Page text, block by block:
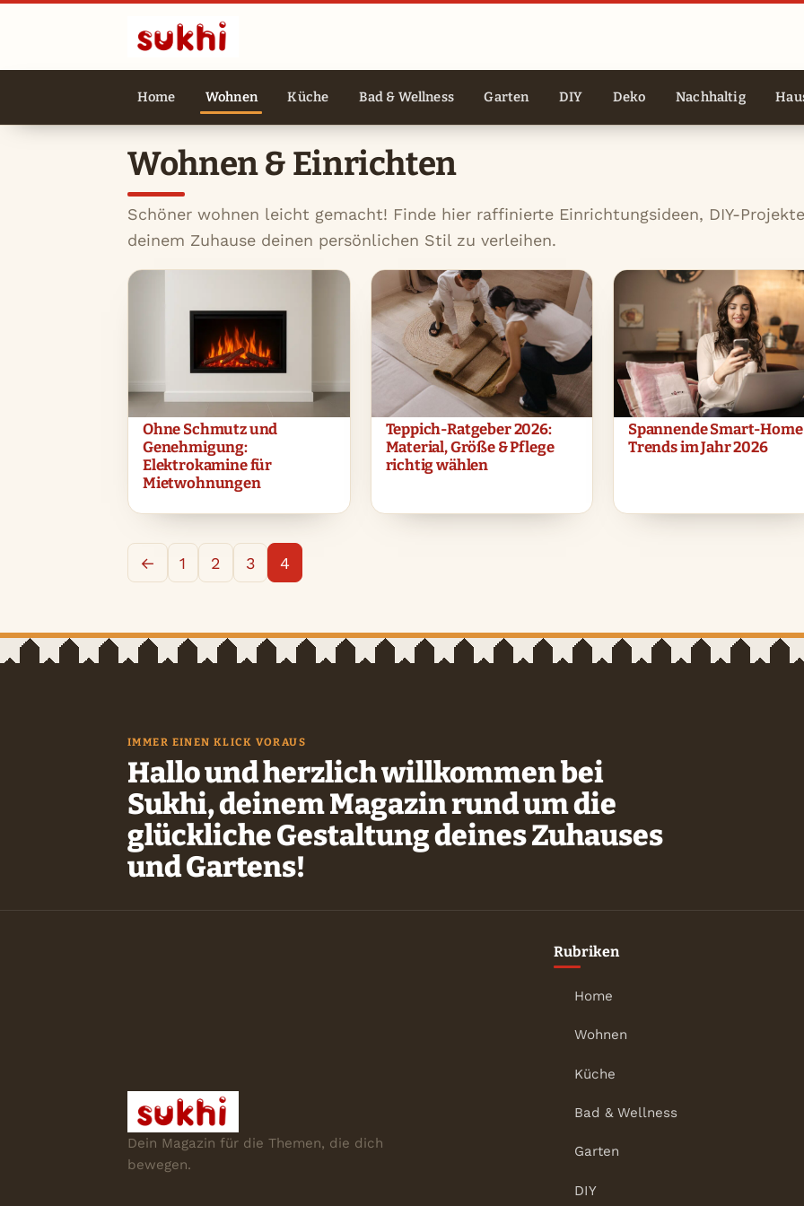
Home Wohnen Küche Bad & Wellness Garten DIY Deko Nachhaltig
Wohnen & Einrichten
Schöner wohnen leicht gemacht! Finde hier raffinierte Einrichtungsideen, DIY-
deinem Zuhause deinen persönlichen Stil zu verleihen.
Ohne Schmutz und
Genehmigung:
Elektrokamine für
Mietwohnungen
Teppich-Ratgeber 2026:
Material, Größe & Pflege
richtig wählen
Spannende Smart-
Trends im Jahr 2026
← 1 2 3 4
IMMER EINEN KLICK VORAUS
Hallo und herzlich willkommen bei
Sukhi, deinem Magazin rund um die
glückliche Gestaltung deines Zuhauses
und Gartens!
Dein Magazin für die Themen, die dich
bewegen.
Rubriken
Home
Wohnen
Küche
Bad & Wellness
Garten
DIY